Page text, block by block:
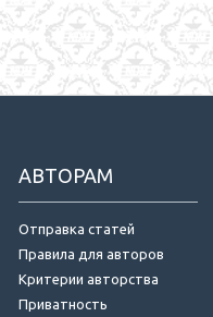
АВТОРАМ
Отправка статей
Правила для авторов
Критерии авторства
Приватность